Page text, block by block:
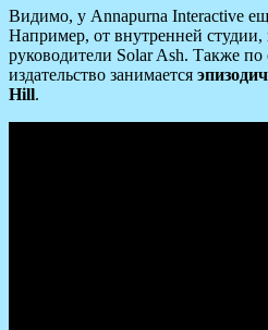
Видимо, у Annapurna Interactive
Например, от внутренней
руководители Solar Ash. Также по
издательство занимается
Hill.